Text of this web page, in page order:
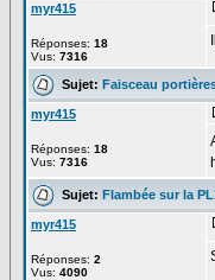
myr415
Réponses: 18
Vus: 7316
Sujet: Faisceau
myr415
Réponses: 18
Vus: 7316
Sujet: Flambée sur la
myr415
Réponses: 2
Vus: 4090